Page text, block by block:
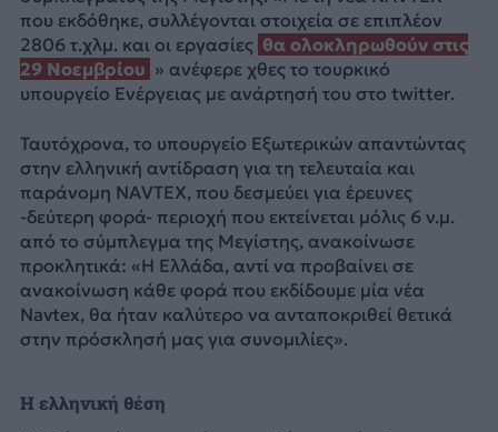
που εκδόθηκε, συλλέγονται στοιχεία σε επιπλέον
2806 τ.χλμ. και οι εργασίες θα ολοκληρωθούν στις
29 Νοεμβρίου » ανέφερε χθες το τουρκικό
υπουργείο Ενέργειας με ανάρτησή του στο twitter.
Ταυτόχρονα, το υπουργείο Εξωτερικών απαντώντας
στην ελληνική αντίδραση για τη τελευταία και
παράνομη NAVTEX, που δεσμεύει για έρευνες
-δεύτερη φορά- περιοχή που εκτείνεται μόλις 6 ν.μ.
από το σύμπλεγμα της Μεγίστης, ανακοίνωσε
προκλητικά: «Η Ελλάδα, αντί να προβαίνει σε
ανακοίνωση κάθε φορά που εκδίδουμε μία νέα
Navtex, θα ήταν καλύτερο να ανταποκριθεί θετικά
στην πρόσκλησή μας για συνομιλίες».
Η ελληνική θέση